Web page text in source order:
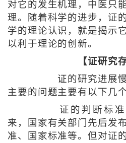
对它的发生机理，中医只
理。随着科学的进步，证
学的理论认识，就是揭示
以利于理论的创新。
【证研究
证的研究进展慢
主要的问题主要有以下几
证的判断标准
来，国家有关部门先后发
准、国家标准等。但对证